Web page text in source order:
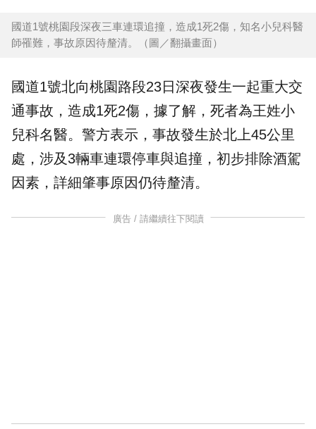
國道1號桃園段深夜三車連環追撞，造成1死2傷，知名小兒科醫
師罹難，事故原因待釐清。（圖／翻攝畫面）
國道1號北向桃園路段23日深夜發生一起重大交
通事故，造成1死2傷，據了解，死者為王姓小
兒科名醫。警方表示，事故發生於北上45公里
處，涉及3輛車連環停車與追撞，初步排除酒駕
因素，詳細肇事原因仍待釐清。
廣告 / 請繼續往下閱讀